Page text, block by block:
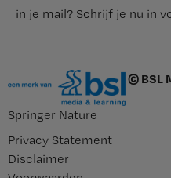
in je mail? Schrijf je nu in
© BSL
Springer Nature
Privacy Statement
Disclaimer